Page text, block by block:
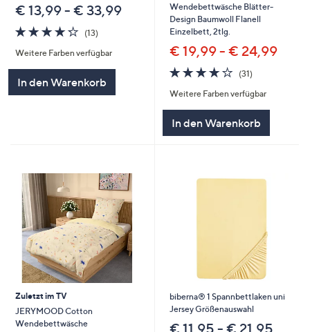
€ 13,99 - € 33,99
4.2
von
5
(13)
Weitere Farben verfügbar
In den Warenkorb
Wendebettwäsche Blätter-
Design Baumwoll Flanell
Einzelbett, 2tlg.
€ 19,99 - € 24,99
4.2
von
5
(31)
Weitere Farben verfügbar
In den Warenkorb
Zuletzt im TV
JERYMOOD Cotton
Wendebettwäsche
biberna® 1 Spannbettlaken uni
Jersey Größenauswahl
€ 11,95 - € 21,95